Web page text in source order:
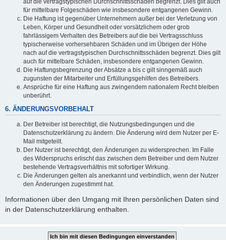
für mittelbare Folgeschäden wie insbesondere entgangenen Gewinn.
Die Haftung ist gegenüber Unternehmern außer bei der Verletzung von
Leben, Körper und Gesundheit oder vorsätzlichem oder grob
fahrlässigem Verhalten des Betreibers auf die bei Vertragsschluss
typischerweise vorhersehbaren Schäden und im Übrigen der Höhe
nach auf die vertragstypischen Durchschnittsschäden begrenzt. Dies gilt
auch für mittelbare Schäden, insbesondere entgangenen Gewinn.
Die Haftungsbegrenzung der Absätze a bis c gilt sinngemäß auch
zugunsten der Mitarbeiter und Erfüllungsgehilfen des Betreibers.
Ansprüche für eine Haftung aus zwingendem nationalem Recht bleiben
unberührt.
6. ÄNDERUNGSVORBEHALT
Der Betreiber ist berechtigt, die Nutzungsbedingungen und die
Datenschutzerklärung zu ändern. Die Änderung wird dem Nutzer per E-
Mail mitgeteilt.
Der Nutzer ist berechtigt, den Änderungen zu widersprechen. Im Falle
des Widerspruchs erlischt das zwischen dem Betreiber und dem Nutzer
bestehende Vertragsverhältnis mit sofortiger Wirkung.
Die Änderungen gelten als anerkannt und verbindlich, wenn der Nutzer
den Änderungen zugestimmt hat.
Informationen über den Umgang mit Ihren persönlichen Daten sind
in der Datenschutzerklärung enthalten.